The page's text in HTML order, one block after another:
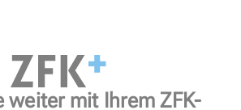
weiter mit Ihrem ZFK-